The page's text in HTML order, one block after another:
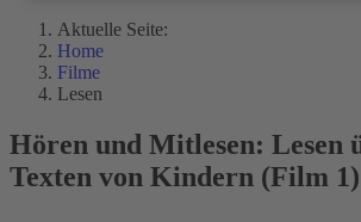
Aktuelle Seite:
Home
Filme
Lesen
Hören und Mitlesen: Lesen
Texten von Kindern (Film 1)